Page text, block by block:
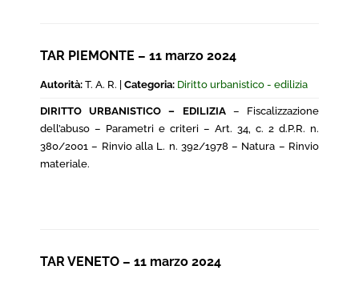
TAR PIEMONTE – 11 marzo 2024
Autorità: T. A. R. | Categoria: Diritto urbanistico - edilizia
DIRITTO URBANISTICO – EDILIZIA– Fiscalizzazione
dell’abuso – Parametri e criteri – Art. 34, c. 2 d.P.R. n.
380/2001 – Rinvio alla L. n. 392/1978 – Natura – Rinvio
materiale.
TAR VENETO – 11 marzo 2024